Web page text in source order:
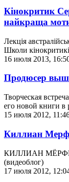
Кінокритик
найкраща
Лекція
Школи
16 июля 2013,
Продюсер
Творческая
его новой книги в
15 июля 2012,
Киллиан
КИЛЛИАН
(видеоблог)
17 июля 2012,